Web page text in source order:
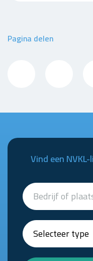
Pagina delen
Vind een